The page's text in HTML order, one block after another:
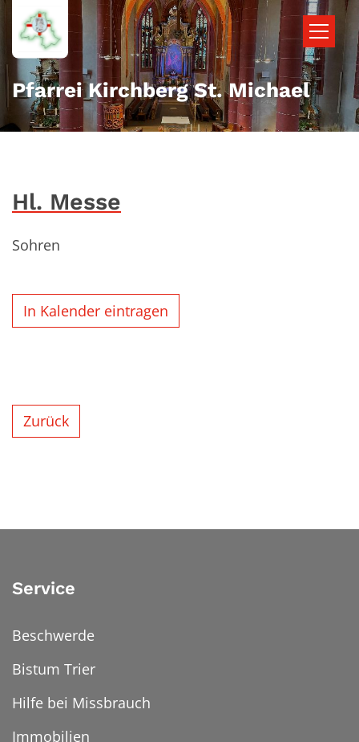
Zum Inhalt springen
Pfarrei Kirchberg St. Michael
Hl. Messe
Sohren
In Kalender eintragen
Zurück
Service
Beschwerde
Bistum Trier
Hilfe bei Missbrauch
Immobilien